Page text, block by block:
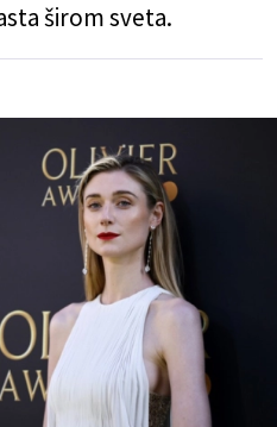
širom sveta.